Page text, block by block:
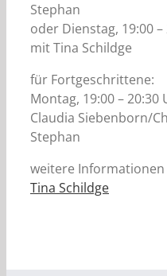
Stephan
oder Dienstag, 19:00
mit Tina Schildge
für Fortgeschrittene:
Montag, 19:00 –
Claudia Siebenborn/
Stephan
weitere Informationen
Tina Schildge